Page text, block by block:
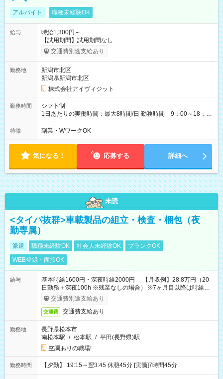
アルバイト 職種未経験OK
給与
時給1,300円～
【試用期間】試用期間なし
交通費別途支給あり
勤務地
新潟市北区
新潟県新潟市北区
株式会社アイヴィジット
勤務時間
シフト制
1日あたりの実働時間：最大8時間/日 勤務時間 9：00～18：
00(実働8h、休憩1h) 土日祝含む週3日～OK、シフト制 ※もちろ
ん週5日勤務もOK♪ 勤務期間：2026年8月12日～9月9日※リスト
特徴 副業・WワークOK
気になる！ 応募する 詳細へ
未読
<タイパ抜群>車載製品の組立・検査・梱包（夜
勤専属）
派遣 職種未経験OK 社会人未経験OK
ブランクOK
WEB登録・面接OK
給与
基本時給1600円・深夜時給2000円 【月収例】28.8万円（20
日勤務＋深夜100h ※残業なしの場合） ※7ヶ月目以降は時給
1230円・深夜時給1538円となります。
交通費別途支給あり
交通費 交通費支給あり
勤務地
長野県松本市
南松本駅 / 松本駅 / 平田(長野県)駅
空調ありの職場!
勤務時間 【夕勤】 19:15～翌3:45 休憩45分 [実働]7時間45分